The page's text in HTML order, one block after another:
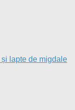
și lapte de migdale